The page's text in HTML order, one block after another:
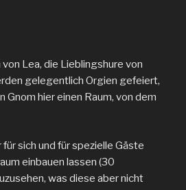
Lea, die Lieblingshure von
gelegentlich Orgien gefeiert,
Gnom hier einen Raum, von dem
für sich und für spezielle Gäste
einbauen lassen (30
was diese aber nicht